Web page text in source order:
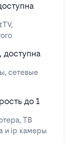
доступна
сетевые
до 1
ТВ
и ip камеры